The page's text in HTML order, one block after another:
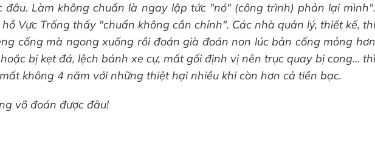
đâu. Làm không chuẩn là ngay lập tức "nó" (công trình) phản lại mình".
Vực Trống thấy "chuẩn không cần chỉnh". Các nhà quản lý, thiết kế, thi
cống mà ngong xuống rồi đoán già đoán non lúc bản cống mỏng hơn
bị kẹt đá, lệch bánh xe cự, mất gối định vị nên trục quay bị cong... thì
không 4 năm với những thiệt hại nhiều khi còn hơn cả tiền bạc.
võ đoán được đâu!